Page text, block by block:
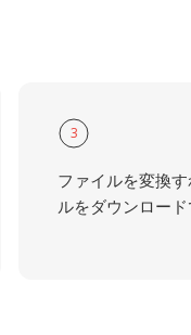
3
ファイルを変換
ルをダウンロー